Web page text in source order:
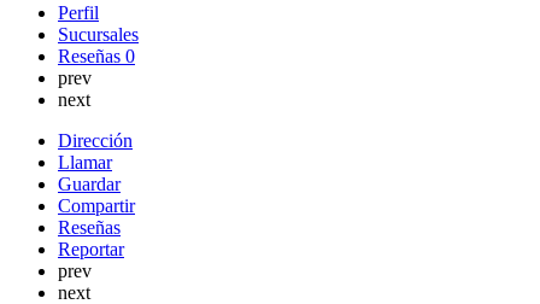
Perfil
Sucursales
Reseñas 0
prev
next
Dirección
Llamar
Guardar
Compartir
Reseñas
Reportar
prev
next